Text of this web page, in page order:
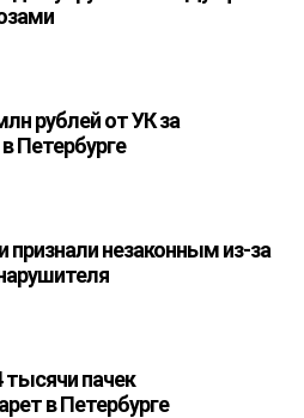
рублей от УК за
Петербурге
признали незаконным из-за
тысячи пачек
в Петербурге